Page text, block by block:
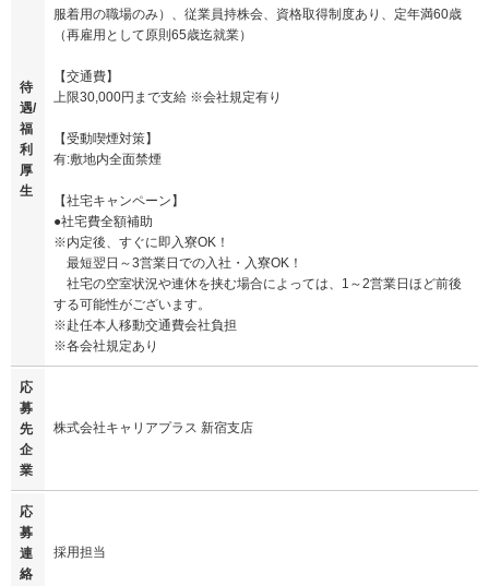
待
遇/
福
利
厚
生
服着用の職場のみ）、従業員持株会、資格取得制度あり、定年満60歳
（再雇用として原則65歳迄就業）
【交通費】
上限30,000円まで支給 ※会社規定有り
【受動喫煙対策】
有:敷地内全面禁煙
【社宅キャンペーン】
●社宅費全額補助
※内定後、すぐに即入寮OK！
最短翌日～3営業日での入社・入寮OK！
社宅の空室状況や連休を挟む場合によっては、1～2営業日ほど前後
する可能性がございます。
※赴任本人移動交通費会社負担
※各会社規定あり
応
募
先
企
業
株式会社キャリアプラス 新宿支店
応
募
連
絡
採用担当